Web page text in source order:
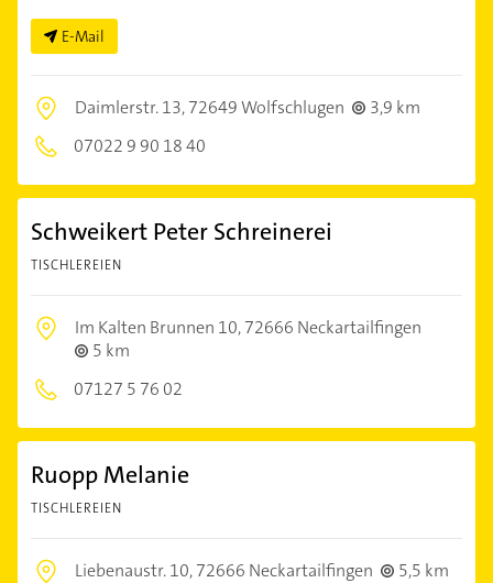
E-Mail
Daimlerstr. 13,72649 Wolfschlugen
3,9 km
07022 9 90 18 40
Schweikert Peter Schreinerei
TISCHLEREIEN
Im Kalten Brunnen 10,72666 Neckartailfingen
5 km
07127 5 76 02
Ruopp Melanie
TISCHLEREIEN
Liebenaustr. 10,72666 Neckartailfingen
5,5 km